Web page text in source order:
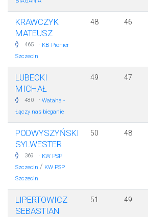
KRAWCZYK
MATEUSZ
465 · KB Pionier
Szczecin
48 46
LUBECKI
MICHAŁ
480 · Wataha -
Łączy nas bieganie
49 47
PODWYSZYŃSKI
SYLWESTER
369 · KW PSP
Szczecin / KW PSP
Szczecin
50 48
LIPERTOWICZ
SEBASTIAN
51 49